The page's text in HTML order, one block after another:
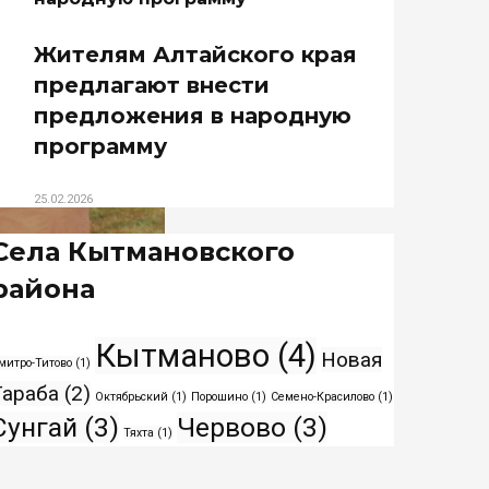
Жителям Алтайского края
предлагают внести
предложения в народную
программу
25.02.2026
Кытмановского
Титово (1) Кытманово (4) Новая
(2) Октябрьский (1) Порошино (1) Семено-Красилово (1)
(3) Тяхта (1) Червово (3)